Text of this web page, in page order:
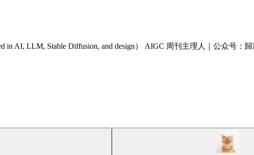
in AI, LLM, Stable Diffusion, and design） AIGC 周刊主理人｜公众号：